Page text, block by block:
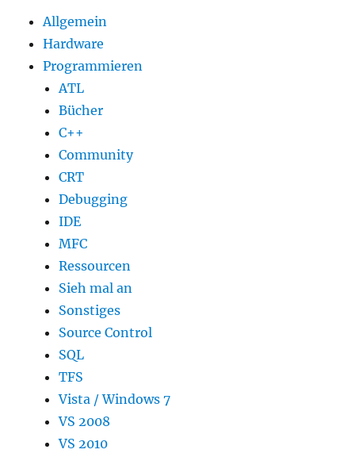
Allgemein
Hardware
Programmieren
ATL
Bücher
C++
Community
CRT
Debugging
IDE
MFC
Ressourcen
Sieh mal an
Sonstiges
Source Control
SQL
TFS
Vista / Windows 7
VS 2008
VS 2010